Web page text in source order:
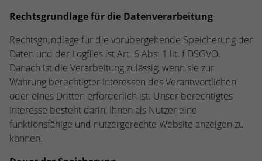
Rechtsgrundlage für die Datenverarbeitung
Rechtsgrundlage für die vorübergehende Speicherung der
Daten und der Logfiles ist Art. 6 Abs. 1 lit. f DSGVO.
Danach ist die Verarbeitung zulässig, wenn sie zur
Wahrung berechtigter Interessen des Verantwortlichen
oder eines Dritten erforderlich ist. Unser berechtigtes
Interesse besteht darin, Ihnen als Nutzer eine
funktionsfähige und nutzergerechte Website anzeigen zu
können.